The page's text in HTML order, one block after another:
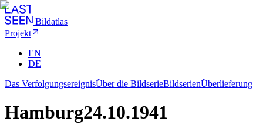
Bildatlas
Projekt
EN|
DE
Das VerfolgungsereignisÜber die BildserieBildserienÜberlieferung
Hamburg24.10.1941